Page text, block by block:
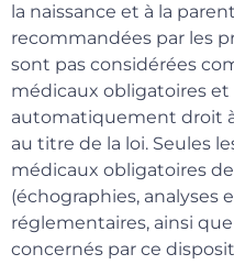
la naissance et à la
recommandées par les
sont pas considérées
médicaux obligatoires
automatiquement droit
au titre de la loi. Seules
médicaux obligatoires
(échographies, analyses
réglementaires, ainsi
concernés par ce